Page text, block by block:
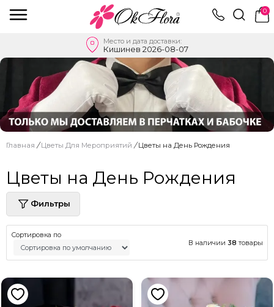
0
Место и дата доставки:
Кишинев 2026-08-07
Главная / Цветы Для Мероприятий / Цветы на День Рождения
Цветы на День Рождения
Фильтры
Сортировка по
В наличии 38 товары